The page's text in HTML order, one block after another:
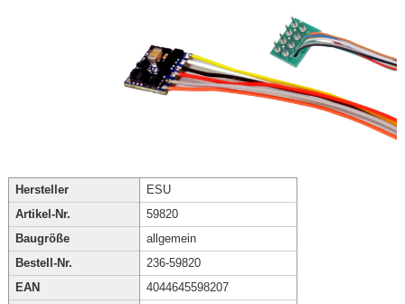
Hersteller
ESU
Artikel-Nr.
59820
Baugröße
allgemein
Bestell-Nr.
236-59820
EAN
4044645598207